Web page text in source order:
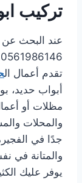
تركيب
عند البحث عن
تقدم أعمال ال
أبواب حديد،
مظلات أو
والمحلات
جدًا في
والمتانة في
يوفر عليك